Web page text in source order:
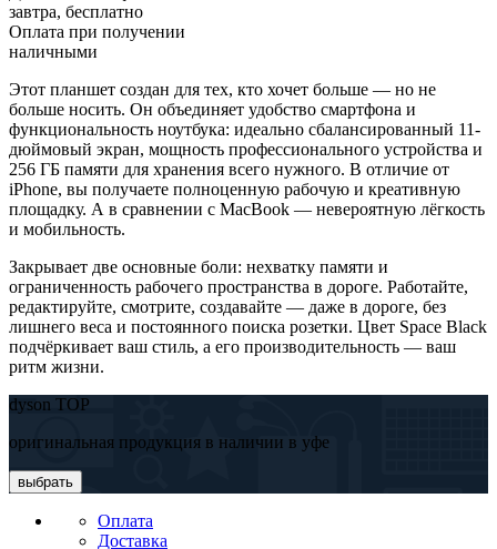
завтра, бесплатно
Оплата при получении
наличными
Этот планшет создан для тех, кто хочет больше — но не
больше носить. Он объединяет удобство смартфона и
функциональность ноутбука: идеально сбалансированный 11-
дюймовый экран, мощность профессионального устройства и
256 ГБ памяти для хранения всего нужного. В отличие от
iPhone, вы получаете полноценную рабочую и креативную
площадку. А в сравнении с MacBook — невероятную лёгкость
и мобильность.
Закрывает две основные боли: нехватку памяти и
ограниченность рабочего пространства в дороге. Работайте,
редактируйте, смотрите, создавайте — даже в дороге, без
лишнего веса и постоянного поиска розетки. Цвет Space Black
подчёркивает ваш стиль, а его производительность — ваш
ритм жизни.
dyson TOP
оригинальная продукция в наличии в уфе
выбрать
Оплата
Доставка